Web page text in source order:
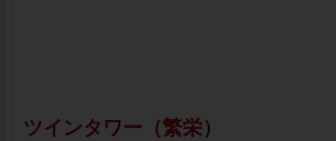
ツインタワー（繁栄）